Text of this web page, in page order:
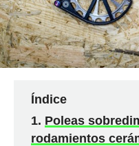
Índice
Poleas
rodamientos